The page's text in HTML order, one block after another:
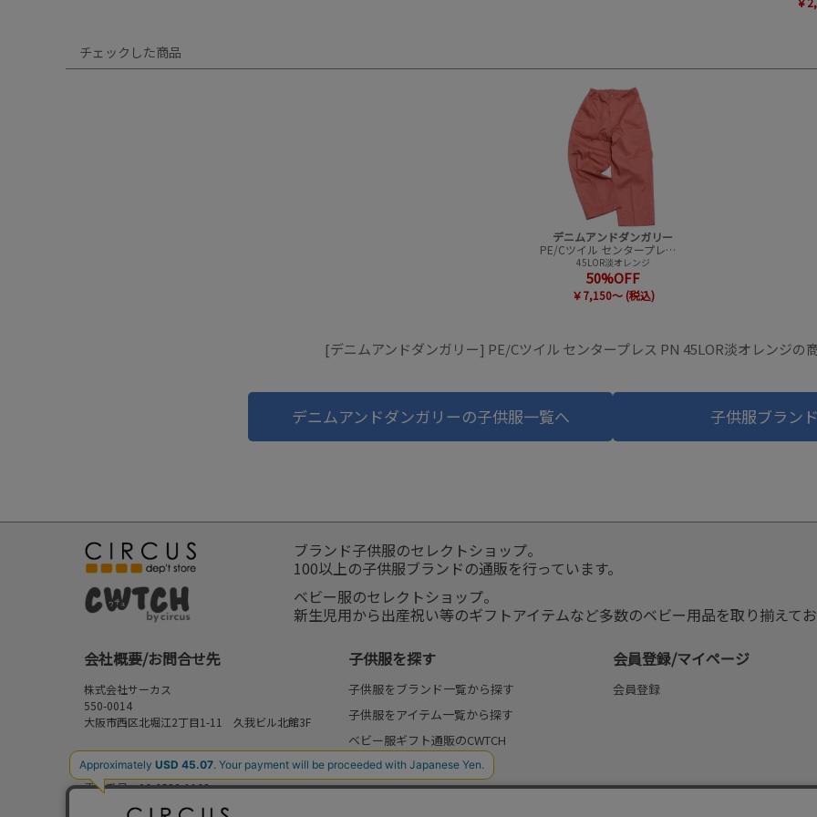
チェックした商品
デニムアンドダンガリー
PE/Cツイル センタープレス PN
45LOR淡オレンジ
50%OFF
￥7,150～ (税込)
[デニムアンドダンガリー] PE/Cツイル センタープレス PN 45LOR淡オレンジの
デニムアンドダンガリーの子供服一覧へ 子供服ブラン
ブランド子供服のセレクトショップ。
100以上の子供服ブランドの通販を行っています。
ベビー服のセレクトショップ。
新生児用から出産祝い等のギフトアイテムなど多数のベビー用品を取り揃えてお
会社概要/お問合せ先
株式会社サーカス
550-0014
大阪市西区北堀江2丁目1-11 久我ビル北館3F
お問合せ先
⇒FAQ/お問合せフォーム
電話番号：06-6538-1163
営業時間：10:00-17:00
子供服を探す
子供服をブランド一覧から探す
子供服をアイテム一覧から探す
ベビー服ギフト通販のCWTCH
新作
再入荷
会員登録/マイページ
会員登録